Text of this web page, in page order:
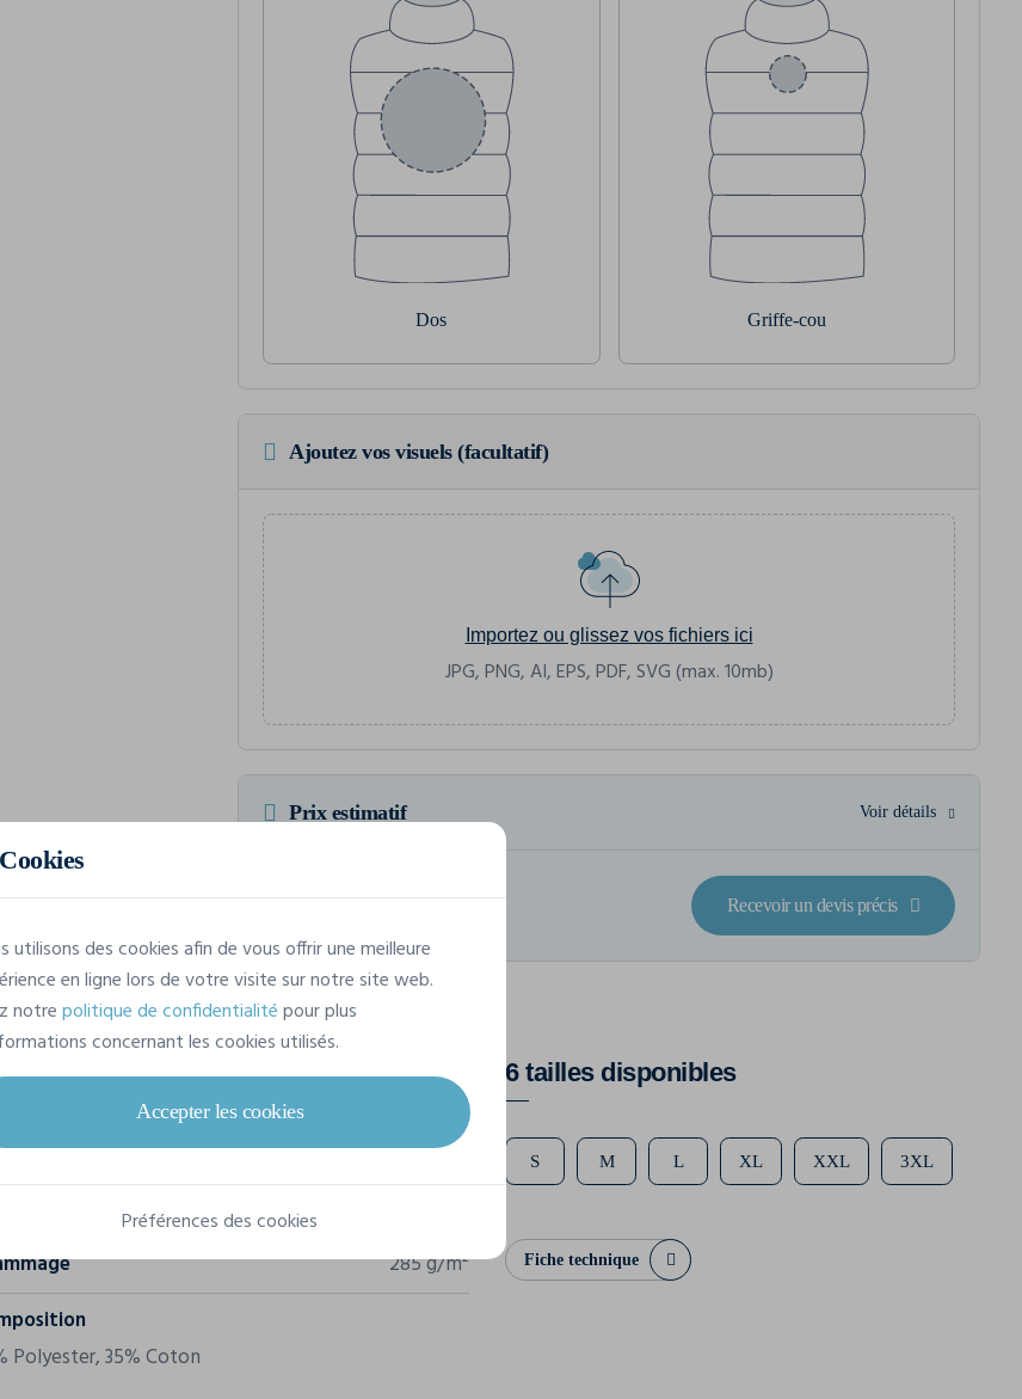
Dos Griffe-cou
Ajoutez vos visuels (facultatif)
Importez ou glissez vos fichiers ici
JPG, PNG, AI, EPS, PDF, SVG (max. 10mb)
Prix estimatif Voir détails
Recevoir un devis précis
B&C
285 g/m²
Polyester, 35% Coton
6 tailles disponibles
S M L XL XXL 3XL
Fiche technique
Cookies
utilisons des cookies afin de vous offrir une meilleure
en ligne lors de votre visite sur notre site web.
notrepolitique de confidentialitépour plus
concernant les cookies utilisés.
Accepter les cookies
Préférences des cookies